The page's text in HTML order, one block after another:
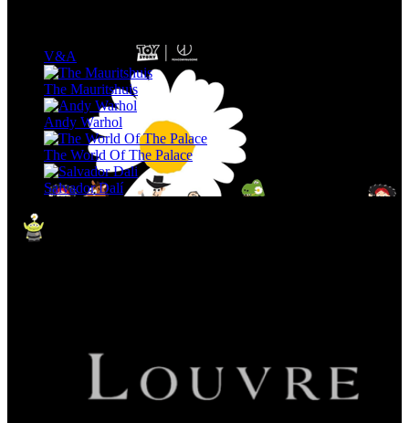
V&A
The Mauritshuis
Andy Warhol
The World Of The Palace
Salvador Dalí